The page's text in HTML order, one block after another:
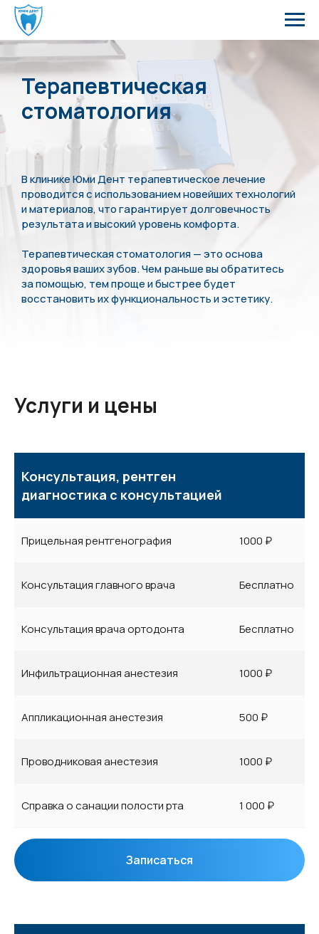
Терапевтическая
стоматология
В клинике Юми Дент терапевтическое лечение
проводится с использованием новейших технологий
и материалов, что гарантирует долговечность
результата и высокий уровень комфорта.
Терапевтическая стоматология — это основа
здоровья ваших зубов. Чем раньше вы обратитесь
за помощью, тем проще и быстрее будет
восстановить их функциональность и эстетику.
Услуги и цены
Консультация, рентген
диагностика с консультацией
Прицельная рентгенография 1000 ₽
Консультация главного врача Бесплатно
Консультация врача ортодонта Бесплатно
Инфильтрационная анестезия 1000 ₽
Аппликационная анестезия 500 ₽
Проводниковая анестезия 1000 ₽
Справка о санации полости рта 1 000 ₽
Записаться